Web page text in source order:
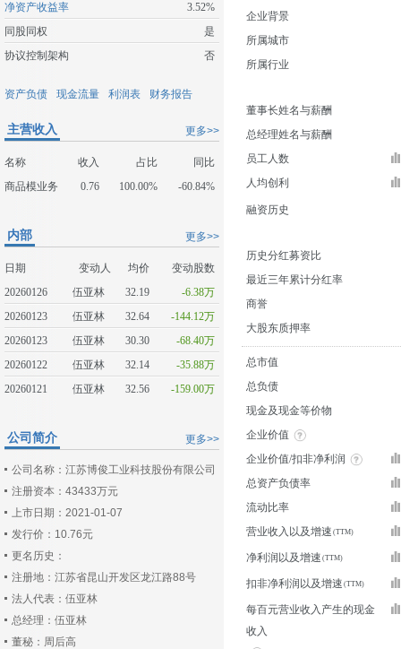
净资产收益率
3.52%
同股同权
是
协议控制架构
否
资产负债 现金流量 利润表 财务报告
更多>>
主营收入
名称 收入 占比
同比
商品模业务
0.76 100.00% -60.84%
更多>>
内部
日期 变动人 均价
变动股数
20260126
伍亚林 32.19
-6.38万
20260123
伍亚林 32.64
-144.12万
20260123
伍亚林 30.30
-68.40万
20260122
伍亚林 32.14
-35.88万
20260121
伍亚林 32.56 -159.00万
更多>>
公司简介
公司名称：江苏博俊工业科技股份有限公司
注册资本：43433万元
上市日期：2021-01-07
发行价：10.76元
更名历史：
注册地：江苏省昆山开发区龙江路88号
法人代表：伍亚林
总经理：伍亚林
董秘：周后高
企业背景
所属城市
所属行业
董事长姓名与薪酬
总经理姓名与薪酬
员工人数
人均创利
融资历史
历史分红募资比
最近三年累计分红率
商誉
大股东质押率
总市值
总负债
现金及现金等价物
企业价值
企业价值/扣非净利润
总资产负债率
流动比率
营业收入以及增速
净利润以及增速
扣非净利润以及增速
每百元营业收入产生的现金
收入